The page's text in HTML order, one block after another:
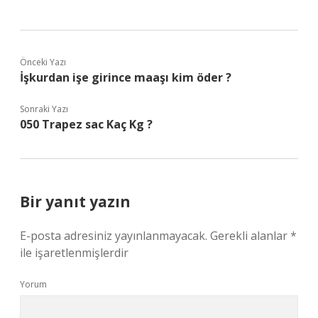
Önceki Yazı
İşkurdan işe girince maaşı kim öder ?
Sonraki Yazı
050 Trapez sac Kaç Kg ?
Bir yanıt yazın
E-posta adresiniz yayınlanmayacak. Gerekli alanlar*
ile işaretlenmişlerdir
Yorum